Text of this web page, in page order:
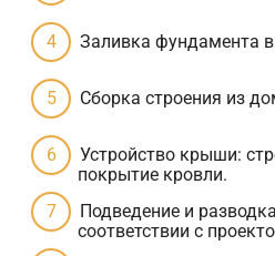
Заливка фундамента
Сборка строения из
Устройство крыши:
покрытие кровли.
Подведение и
соответствии с